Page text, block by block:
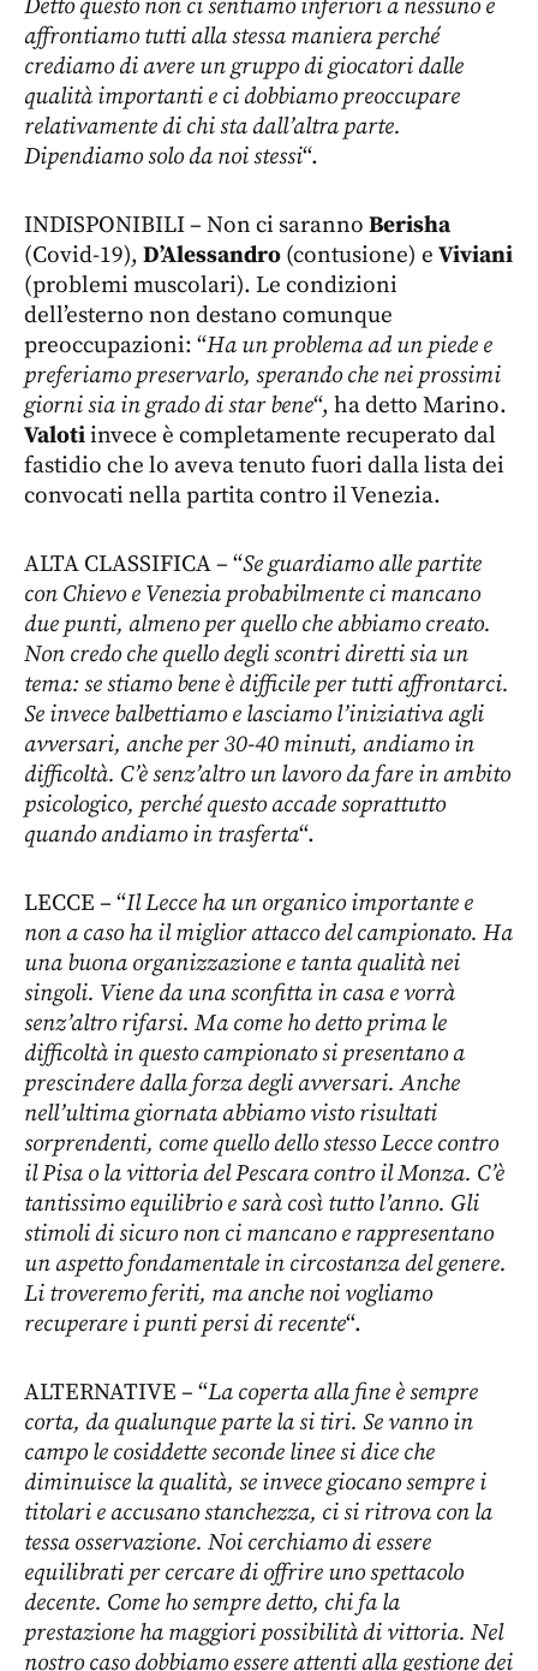
Detto questo non ci sentiamo inferiori a nessuno e
affrontiamo tutti alla stessa maniera perché
crediamo di avere un gruppo di giocatori dalle
qualità importanti e ci dobbiamo preoccupare
relativamente di chi sta dall’altra parte.
Dipendiamo solo da noi stessi“.
INDISPONIBILI – Non ci saranno Berisha
(Covid-19), D’Alessandro (contusione) e Viviani
(problemi muscolari). Le condizioni
dell’esterno non destano comunque
preoccupazioni: “Ha un problema ad un piede e
preferiamo preservarlo, sperando che nei prossimi
giorni sia in grado di star bene“, ha detto Marino.
Valotiinvece è completamente recuperato dal
fastidio che lo aveva tenuto fuori dalla lista dei
convocati nella partita contro il Venezia.
ALTA CLASSIFICA – “Se guardiamo alle partite
con Chievo e Venezia probabilmente ci mancano
due punti, almeno per quello che abbiamo creato.
Non credo che quello degli scontri diretti sia un
tema: se stiamo bene è difficile per tutti affrontarci.
Se invece balbettiamo e lasciamo l’iniziativa agli
avversari, anche per 30-40 minuti, andiamo in
difficoltà. C’è senz’altro un lavoro da fare in ambito
psicologico, perché questo accade soprattutto
quando andiamo in trasferta“.
LECCE – “Il Lecce ha un organico importante e
non a caso ha il miglior attacco del campionato. Ha
una buona organizzazione e tanta qualità nei
singoli. Viene da una sconfitta in casa e vorrà
senz’altro rifarsi. Ma come ho detto prima le
difficoltà in questo campionato si presentano a
prescindere dalla forza degli avversari. Anche
nell’ultima giornata abbiamo visto risultati
sorprendenti, come quello dello stesso Lecce contro
il Pisa o la vittoria del Pescara contro il Monza. C’è
tantissimo equilibrio e sarà così tutto l’anno. Gli
stimoli di sicuro non ci mancano e rappresentano
un aspetto fondamentale in circostanza del genere.
Li troveremo feriti, ma anche noi vogliamo
recuperare i punti persi di recente“.
ALTERNATIVE – “La coperta alla fine è sempre
corta, da qualunque parte la si tiri. Se vanno in
campo le cosiddette seconde linee si dice che
diminuisce la qualità, se invece giocano sempre i
titolari e accusano stanchezza, ci si ritrova con la
tessa osservazione. Noi cerchiamo di essere
equilibrati per cercare di offrire uno spettacolo
decente. Come ho sempre detto, chi fa la
prestazione ha maggiori possibilità di vittoria. Nel
nostro caso dobbiamo essere attenti alla gestione dei